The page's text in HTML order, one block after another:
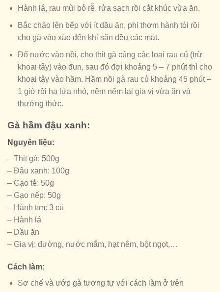
Hành lá, rau mùi bỏ rễ, rửa sạch rồi cắt khúc vừa ăn.
Bắc chảo lên bếp với ít dầu ăn, phi thơm hành tỏi rồi
cho gà vào xào đến khi săn đều các mặt.
Đổ nước vào nồi, cho thịt gà cùng các loại rau củ (trừ
khoai tây) vào đun, sau đó đợi khoảng 5 – 7 phút thì cho
khoai tây vào hầm. Hầm nồi gà rau củ khoảng 45 phút –
1 giờ rồi hạ lửa nhỏ, nêm nếm lại gia vị vừa ăn và
thưởng thức.
Gà hầm đậu xanh:
Nguyên liệu:
– Thịt gà: 500g
– Đậu xanh: 100g
– Gạo tẻ: 50g
– Gạo nếp: 50g
– Hành tím: 3 củ
– Hành lá
– Dầu ăn
– Gia vị: đường, nước mắm, hạt nêm, bột ngọt,…
Cách làm:
Sơ chế và ướp gà tương tự với cách làm ở trên